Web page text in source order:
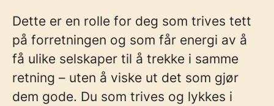
Dette er en rolle for deg som trives tett
på forretningen og som får energi av å
få ulike selskaper til å trekke i samme
retning – uten å viske ut det som gjør
dem gode. Du som trives og lykkes i